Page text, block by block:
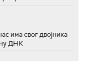
има свог двојника
ДНК